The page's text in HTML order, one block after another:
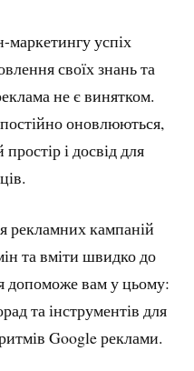
маркетингу успіх
своїх знань та
не є винятком.
оновлюються,
і досвід для
рекламних кампаній
та вміти швидко до
допоможе вам у цьому:
та інструментів для
Google реклами.